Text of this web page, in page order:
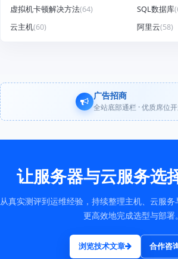
虚拟机卡顿解决方法(64) SQL数据库
云主机(60) 阿里云(58)
广告招商
全站底部通栏 · 优质席位
让服务器与云服务选
从真实测评到运维经验，持续整理主机、云服
更高效地完成选型与部署。
浏览技术文章 合作咨